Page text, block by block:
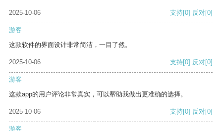
2025-10-06 支持[0] 反对[0]
游客
这款软件的界面设计非常简洁，一目了然。
2025-10-06 支持[0] 反对[0]
游客
这款app的用户评论非常真实，可以帮助我做出更准确的选择。
2025-10-06 支持[0] 反对[0]
游客